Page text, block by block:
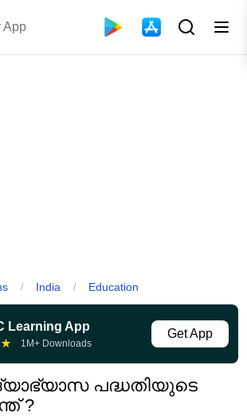
App
/ India / Education
Learning App
★ 1M+ Downloads
Get App
പദ്ധതിയുടെ
?